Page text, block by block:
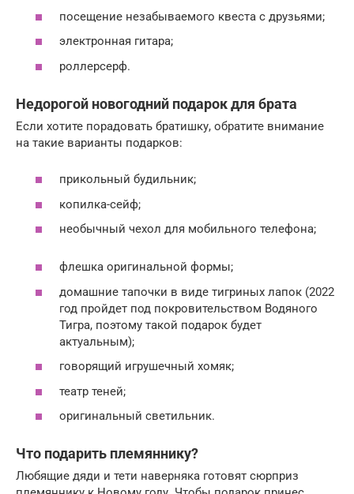
посещение незабываемого квеста с друзьями;
электронная гитара;
роллерсерф.
Недорогой новогодний подарок для брата
Если хотите порадовать братишку, обратите внимание
на такие варианты подарков:
прикольный будильник;
копилка-сейф;
необычный чехол для мобильного телефона;
флешка оригинальной формы;
домашние тапочки в виде тигриных лапок (2022
год пройдет под покровительством Водяного
Тигра, поэтому такой подарок будет
актуальным);
говорящий игрушечный хомяк;
театр теней;
оригинальный светильник.
Что подарить племяннику?
Любящие дяди и тети наверняка готовят сюрприз